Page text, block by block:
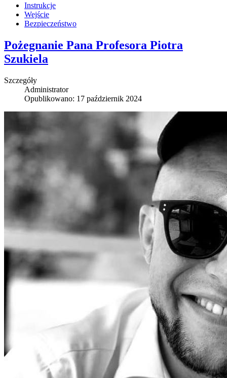
Instrukcje
Wejście
Bezpieczeństwo
Pożegnanie Pana Profesora Piotra
Szukiela
Szczegóły
Administrator
Opublikowano: 17 październik 2024